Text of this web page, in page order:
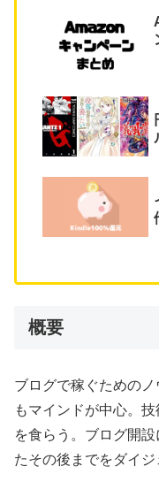
概要
ブログで稼ぐための
もマインドが中心。
を食らう。ブログ開
たその後までをダイジ